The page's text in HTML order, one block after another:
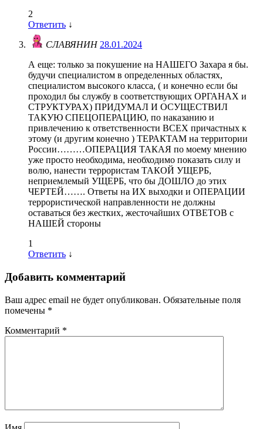
2
Ответить ↓
СЛАВЯНИН28.01.2024
А еще: только за покушение на НАШЕГО Захара я бы.
будучи специалистом в определенных областях,
специалистом высокого класса, ( и конечно если бы
проходил бы службу в соответствующих ОРГАНАХ и
СТРУКТУРАХ) ПРИДУМАЛ И ОСУЩЕСТВИЛ
ТАКУЮ СПЕЦОПЕРАЦИЮ, по наказанию и
привлечению к ответственности ВСЕХ причастных к
этому (и другим конечно ) ТЕРАКТАМ на территории
России………ОПЕРАЦИЯ ТАКАЯ по моему мнению
уже просто необходима, необходимо показать силу и
волю, нанести террористам ТАКОЙ УЩЕРБ,
неприемлемый УЩЕРБ, что бы ДОШЛО до этих
ЧЕРТЕЙ……. Ответы на ИХ выходки и ОПЕРАЦИИ
террористической направленности не должны
оставаться без жестких, жесточайших ОТВЕТОВ с
НАШЕЙ стороны
1
Ответить ↓
Добавить комментарий
Ваш адрес email не будет опубликован. Обязательные поля
помечены *
Комментарий *